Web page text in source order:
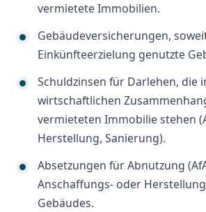
vermietete Immobilien.
Gebäudeversicherungen,
Einkünfteerzielung genutzte
Schuldzinsen für Darlehen, die
wirtschaftlichen
vermieteten Immobilie stehen
Herstellung, Sanierung).
Absetzungen für Abnutzung
Anschaffungs- oder
Gebäudes.